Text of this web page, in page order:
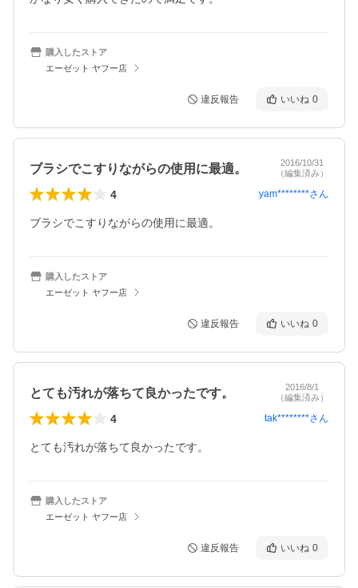
購入したストア
エーゼット ヤフー店
違反報告 いいね 0
ブラシでこすりながらの使用に最適。
2016/10/31
（編集済み）
4 yam********さん
ブラシでこすりながらの使用に最適。
購入したストア
エーゼット ヤフー店
違反報告 いいね 0
とても汚れが落ちて良かったです。
2016/8/1
（編集済み）
4 tak********さん
とても汚れが落ちて良かったです。
購入したストア
エーゼット ヤフー店
違反報告 いいね 0